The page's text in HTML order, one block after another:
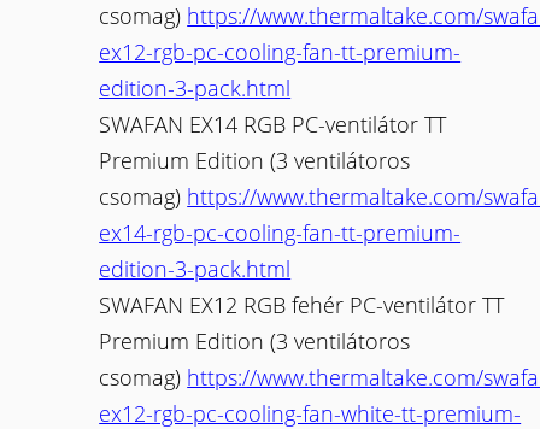
csomag) https://www.thermaltake.com/
ex12-rgb-pc-cooling-fan-tt-premium-
edition-3-pack.html
SWAFAN EX14 RGB PC-ventilátor TT
Premium Edition (3 ventilátoros
csomag) https://www.thermaltake.com/
ex14-rgb-pc-cooling-fan-tt-premium-
edition-3-pack.html
SWAFAN EX12 RGB fehér PC-ventilátor TT
Premium Edition (3 ventilátoros
csomag) https://www.thermaltake.com/
ex12-rgb-pc-cooling-fan-white-tt-premium-